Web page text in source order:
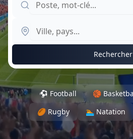
Rechercher
⚽ Football 🏀
🏉 Rugby 🏊 Natation